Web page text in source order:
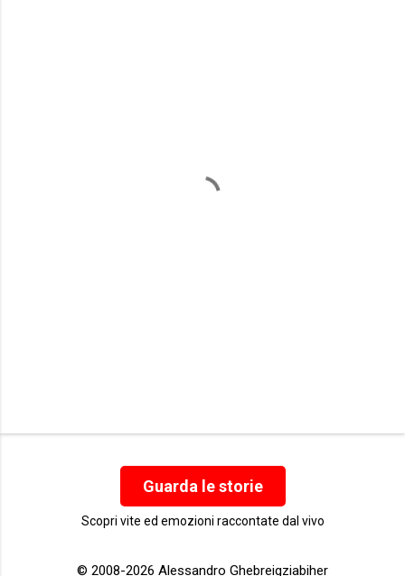
Guarda le storie
Scopri vite ed emozioni raccontate dal vivo
© 2008-2026 Alessandro Ghebreigziabiher